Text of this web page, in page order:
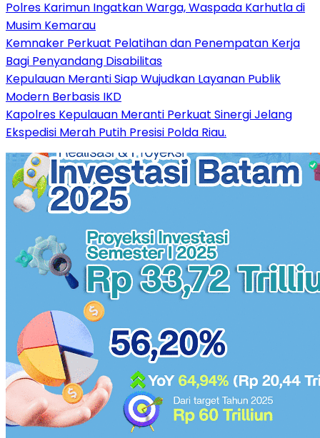
Polres Karimun Ingatkan Warga, Waspada Karhutla di
Musim Kemarau
Kemnaker Perkuat Pelatihan dan Penempatan Kerja
Bagi Penyandang Disabilitas
Kepulauan Meranti Siap Wujudkan Layanan Publik
Modern Berbasis IKD
Kapolres Kepulauan Meranti Perkuat Sinergi Jelang
Ekspedisi Merah Putih Presisi Polda Riau.